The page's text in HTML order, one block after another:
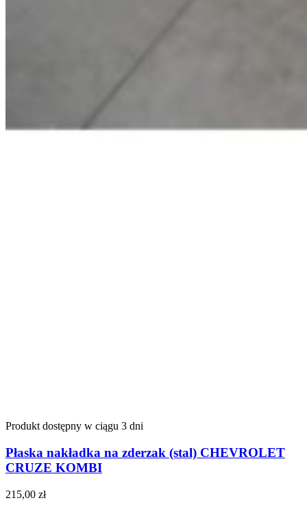
Produkt dostępny w ciągu 3 dni
Płaska nakładka na zderzak (stal) CHEVROLET
CRUZE KOMBI
215,00 zł